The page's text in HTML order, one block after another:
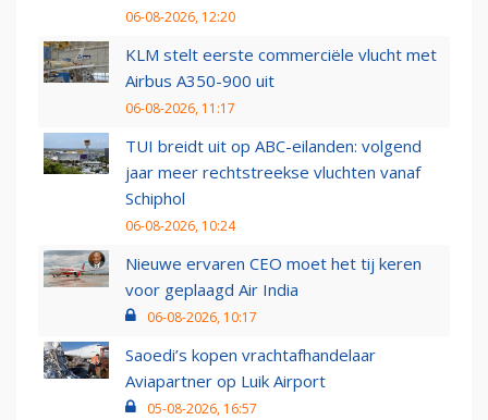
06-08-2026, 12:20
KLM stelt eerste commerciële vlucht met
Airbus A350-900 uit
06-08-2026, 11:17
TUI breidt uit op ABC-eilanden: volgend
jaar meer rechtstreekse vluchten vanaf
Schiphol
06-08-2026, 10:24
Nieuwe ervaren CEO moet het tij keren
voor geplaagd Air India
06-08-2026, 10:17
Saoedi’s kopen vrachtafhandelaar
Aviapartner op Luik Airport
05-08-2026, 16:57